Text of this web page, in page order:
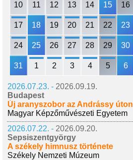
10 11 12 13 14 15 16
17 18 19 20 21 22 23
24 25 26 27 28 29 30
31 1 2 3 4 5 6
2026.07.23. - 2026.09.19.
Budapest
Új aranyszobor az Andrássy úton
Magyar Képzőművészeti Egyetem
2026.07.22. - 2026.09.20.
Sepsiszentgyörgy
A székely himnusz története
Székely Nemzeti Múzeum